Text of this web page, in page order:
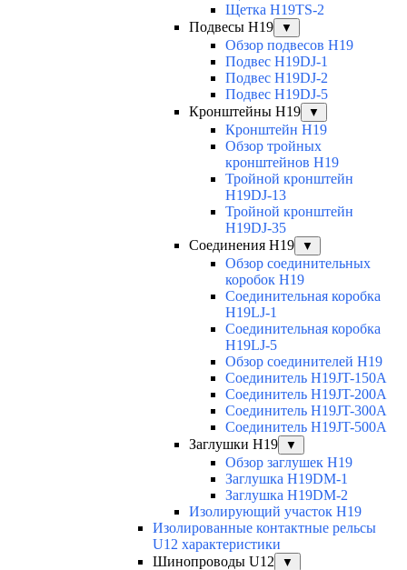
Щетка H19TS-2
Подвесы H19
▼
Обзор подвесов H19
Подвес H19DJ-1
Подвес H19DJ-2
Подвес H19DJ-5
Кронштейны H19
▼
Кронштейн H19
Обзор тройных
кронштейнов H19
Тройной кронштейн
H19DJ-13
Тройной кронштейн
H19DJ-35
Соединения H19
▼
Обзор соединительных
коробок H19
Соединительная коробка
H19LJ-1
Соединительная коробка
H19LJ-5
Обзор соединителей H19
Соединитель H19JT-150A
Соединитель H19JT-200A
Соединитель H19JT-300A
Соединитель H19JT-500A
Заглушки H19
▼
Обзор заглушек H19
Заглушка H19DM-1
Заглушка H19DM-2
Изолирующий участок H19
Изолированные контактные рельсы
U12 характеристики
Шинопроводы U12
▼